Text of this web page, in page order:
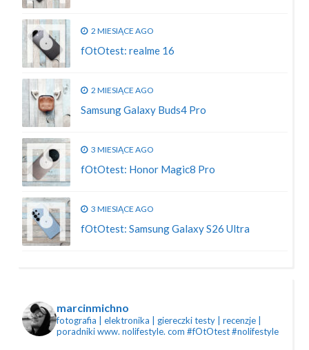
2 MIESIĄCE AGO
fOtOtest: realme 16
2 MIESIĄCE AGO
Samsung Galaxy Buds4 Pro
3 MIESIĄCE AGO
fOtOtest: Honor Magic8 Pro
3 MIESIĄCE AGO
fOtOtest: Samsung Galaxy S26 Ultra
marcinmichno
fotografia | elektronika | giereczkitesty | recenzje |
poradnikiwww. nolifestyle. com #fOtOtest #nolifestyle